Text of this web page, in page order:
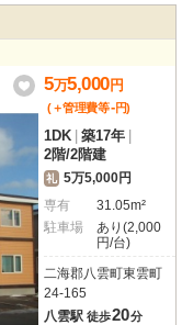
きのシステムキッチンは、
ル電化で光熱費を抑えら
イント！バス・トイレ
おり、快適なフローリン
にはマックスバリュ（徒
便利な施設が徒歩圏内に揃
車場もご用意。令和8年7
タリア」で素敵な新生活
5万5,000円
(＋管理費等-円)
1DK 築17年
2階/2階建
礼 5万5,000円
専有
31.05m²
駐車場
あり(2,000
円/台)
二海郡八雲町東雲町
24-165
八雲駅 徒歩20分